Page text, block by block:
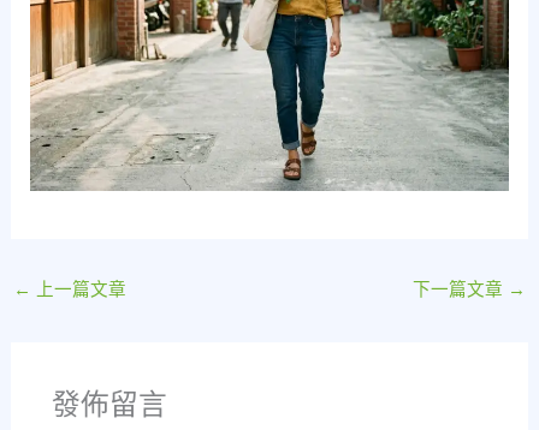
← 上一篇文章 下一篇文章 →
發佈留言